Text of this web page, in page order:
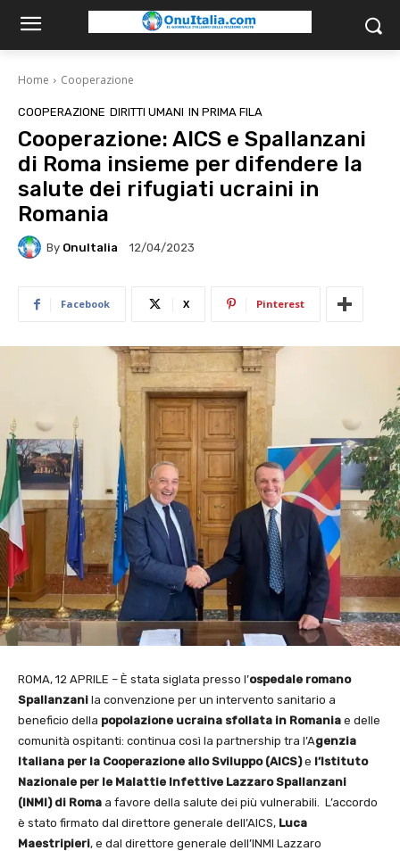
Home Cooperazione
COOPERAZIONE DIRITTI UMANI IN PRIMA FILA
Cooperazione: AICS e Spallanzani
di Roma insieme per difendere la
salute dei rifugiati ucraini in
Romania
By OnuItalia 12/04/2023
Facebook X Pinterest
ROMA, 12 APRILE – È stata siglata presso l’ospedale romano
Spallanzani la convenzione per un intervento sanitario a
beneficio della popolazione ucraina sfollata in Romania e delle
comunità ospitanti: continua così la partnership tra l’Agenzia
Italiana per la Cooperazione allo Sviluppo (AICS)e l’Istituto
Nazionale per le Malattie Infettive Lazzaro Spallanzani
(INMI) di Roma a favore della salute dei più vulnerabili. L’accordo
è stato firmato dal direttore generale dell’AICS, Luca
Maestripieri, e dal direttore generale dell’INMI Lazzaro